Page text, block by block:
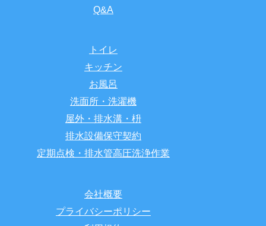
Q&A
トイレ
キッチン
お風呂
洗面所・洗濯機
屋外・排水溝・枡
排水設備保守契約
定期点検・排水管高圧洗浄作業
会社概要
プライバシーポリシー